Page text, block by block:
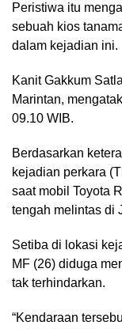
Peristiwa itu
sebuah kios
dalam kejadian ini.
Kanit Gakkum
Marintan,
09.10 WIB.
Berdasarkan
kejadian perkara
saat mobil Toyota
tengah melintas di
Setiba di lokasi
MF (26) diduga
tak terhindarkan.
“Kendaraan